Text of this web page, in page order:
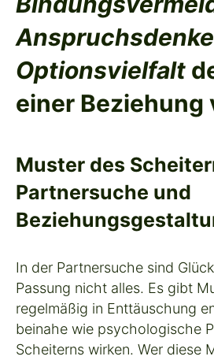
Optionsvielfalt
einer Beziehung
Muster des
Partnersuche und
In der Partnersuche sind
Passung nicht alles. Es gibt
regelmäßig in Enttäuschung
beinahe wie psychologische
Scheiterns wirken. Wer diese